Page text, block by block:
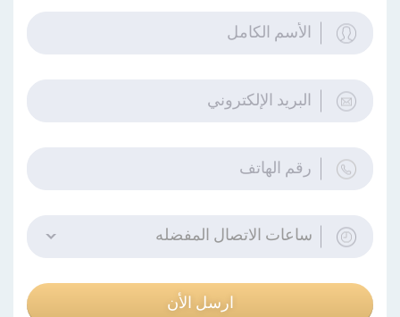
ساعات الاتصال المفضله
ارسل الأن